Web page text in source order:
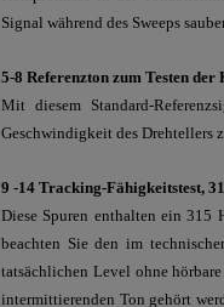
Signal während des Sweeps
5-8 Referenzton zum Testen der
Mit diesem Standard-
Geschwindigkeit des Drehtellers
9 -14 Tracking-Fähigkeitstest,
Diese Spuren enthalten ein 315
beachten Sie den im
tatsächlichen Level ohne
intermittierenden Ton gehört